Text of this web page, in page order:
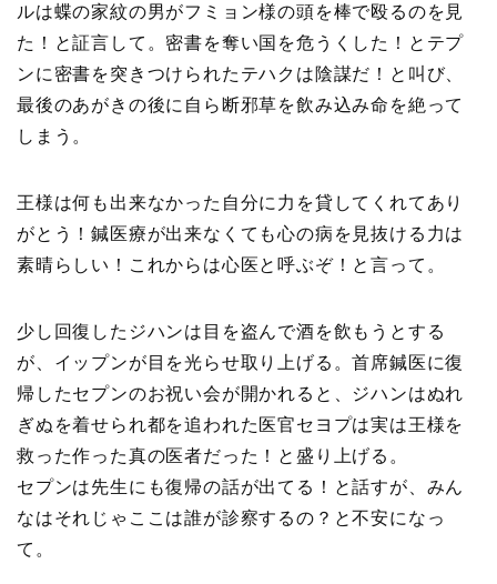
ルは蝶の家紋の男がフミョン様の頭を棒で殴るのを見
た！と証言して。密書を奪い国を危うくした！とテプ
ンに密書を突きつけられたテハクは陰謀だ！と叫び、
最後のあがきの後に自ら断邪草を飲み込み命を絶って
しまう。
王様は何も出来なかった自分に力を貸してくれてあり
がとう！鍼医療が出来なくても心の病を見抜ける力は
素晴らしい！これからは心医と呼ぶぞ！と言って。
少し回復したジハンは目を盗んで酒を飲もうとする
が、イップンが目を光らせ取り上げる。首席鍼医に復
帰したセプンのお祝い会が開かれると、ジハンはぬれ
ぎぬを着せられ都を追われた医官セヨプは実は王様を
救った作った真の医者だった！と盛り上げる。
セプンは先生にも復帰の話が出てる！と話すが、みん
なはそれじゃここは誰が診察するの？と不安になっ
て。